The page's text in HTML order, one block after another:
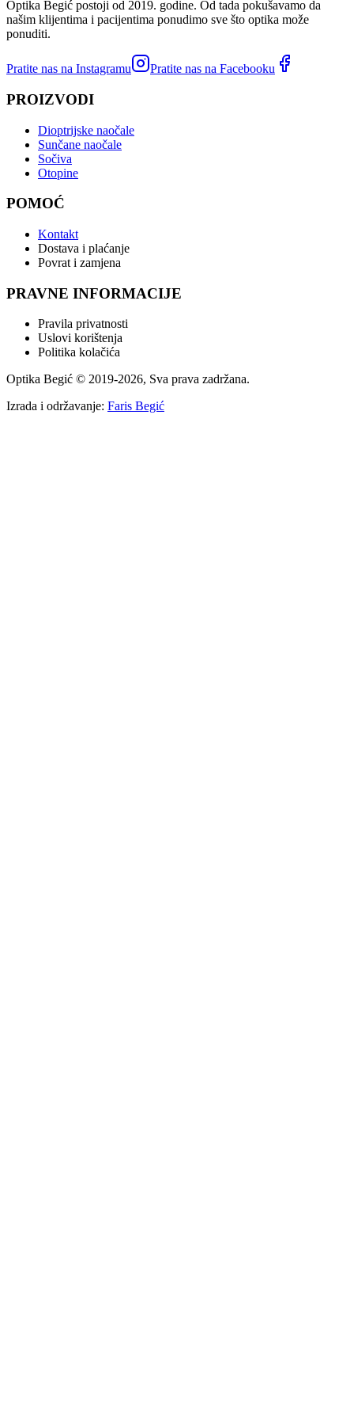
Optika Begić postoji od 2019. godine. Od tada pokušavamo da
našim klijentima i pacijentima ponudimo sve što optika može
ponuditi.
Pratite nas na Instagramu Pratite nas na Facebooku
PROIZVODI
Dioptrijske naočale
Sunčane naočale
Sočiva
Otopine
POMOĆ
Kontakt
Dostava i plaćanje
Povrat i zamjena
PRAVNE INFORMACIJE
Pravila privatnosti
Uslovi korištenja
Politika kolačića
Optika Begić © 2019-2026, Sva prava zadržana.
Izrada i održavanje: Faris Begić